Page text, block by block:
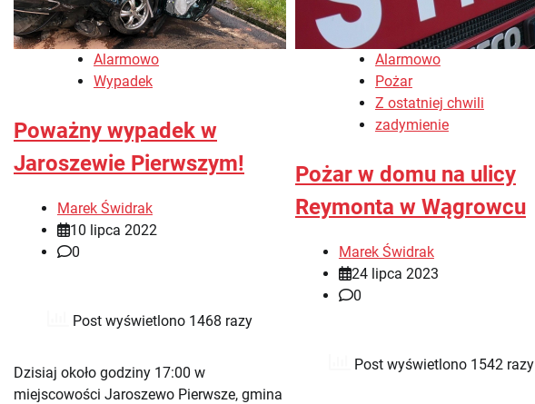
Alarmowo
Wypadek
Poważny wypadek w
Jaroszewie Pierwszym!
Marek Świdrak
10 lipca 2022
0
Post wyświetlono 1468 razy
Dzisiaj około godziny 17:00 w
miejscowości Jaroszewo Pierwsze, gmina
Alarmowo
Pożar
Z ostatniej chwili
zadymienie
Pożar w domu na ulicy
Reymonta w Wągrowcu
Marek Świdrak
24 lipca 2023
0
Post wyświetlono 1542 razy